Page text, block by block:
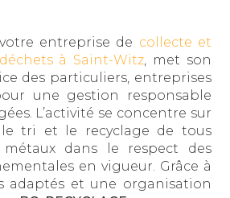
entreprise de collecte et
à Saint-Witz, met son
des particuliers, entreprises
une gestion responsable
L’activité se concentre sur
le tri et le recyclage de tous
dans le respect des
en vigueur. Grâce à
adaptés et une organisation